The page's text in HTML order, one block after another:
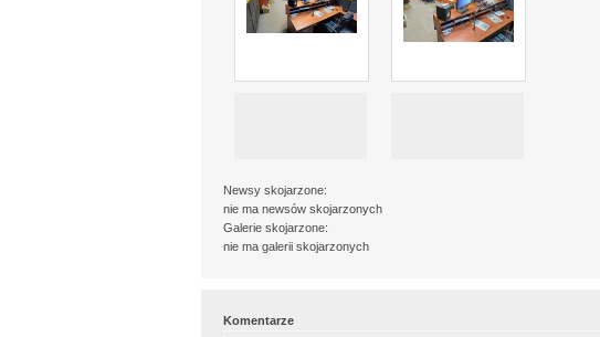
Newsy skojarzone:
nie ma newsów skojarzonych
Galerie skojarzone:
nie ma galerii skojarzonych
Komentarze